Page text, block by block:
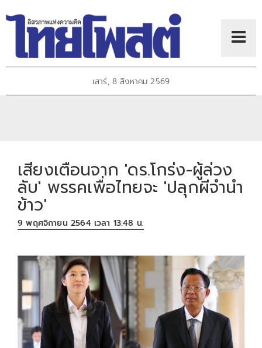
เสาร์, 8 สิงหาคม 2569
เสียงเตือนจาก 'ดร.โกร่ง-ผู้ล่วง
ลับ' พรรคเพื่อไทยจะ 'ปลุกผีจำนำ
ข้าว'
9 พฤศจิกายน 2564 เวลา 13:48 น.